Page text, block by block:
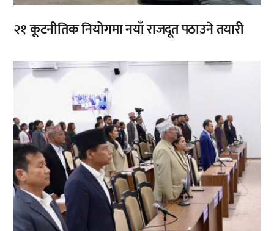
२१ कूटनीतिक नियोगमा नयाँ राजदूत पठाउने तयारी
,,